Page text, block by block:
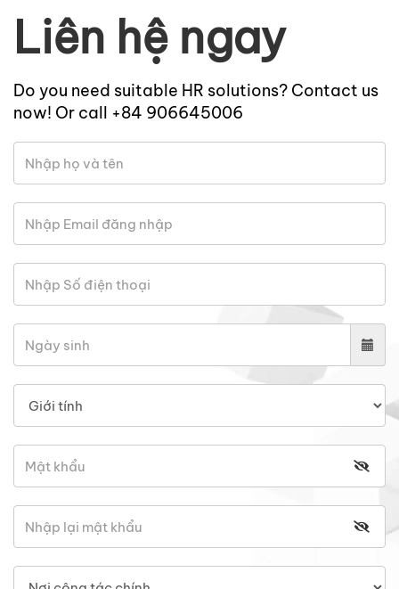
Liên hệ ngay
Do you need suitable HR solutions? Contact us
now! Or call +84 906645006